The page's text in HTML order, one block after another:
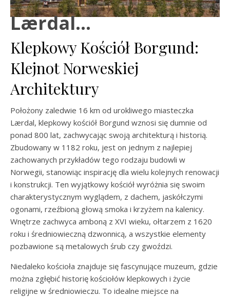
Lærdal…
Klepkowy Kościół Borgund:
Klejnot Norweskiej
Architektury
Położony zaledwie 16 km od urokliwego miasteczka
Lærdal, klepkowy kościół Borgund wznosi się dumnie od
ponad 800 lat, zachwycając swoją architekturą i historią.
Zbudowany w 1182 roku, jest on jednym z najlepiej
zachowanych przykładów tego rodzaju budowli w
Norwegii, stanowiąc inspirację dla wielu kolejnych renowacji
i konstrukcji. Ten wyjątkowy kościół wyróżnia się swoim
charakterystycznym wyglądem, z dachem, jaskółczymi
ogonami, rzeźbioną głową smoka i krzyżem na kalenicy.
Wnętrze zachwyca amboną z XVI wieku, ołtarzem z 1620
roku i średniowieczną dzwonnicą, a wszystkie elementy
pozbawione są metalowych śrub czy gwoździ.
Niedaleko kościoła znajduje się fascynujące muzeum, gdzie
można zgłębić historię kościołów klepkowych i życie
religijne w średniowieczu. To idealne miejsce na